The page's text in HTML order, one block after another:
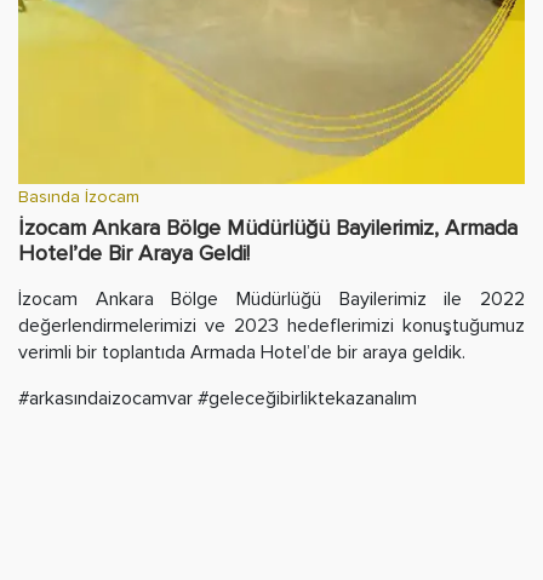
Basında İzocam
İzocam Ankara Bölge Müdürlüğü Bayilerimiz, Armada
Hotel’de Bir Araya Geldi!
İzocam Ankara Bölge Müdürlüğü Bayilerimiz ile 2022
değerlendirmelerimizi ve 2023 hedeflerimizi konuştuğumuz
verimli bir toplantıda Armada Hotel’de bir araya geldik.
#arkasındaizocamvar #geleceğibirliktekazanalım